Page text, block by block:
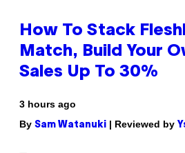
How To Stack
Match, Build Your
Sales Up To 30%
3 hours ago
By Sam Watanuki | Reviewed by